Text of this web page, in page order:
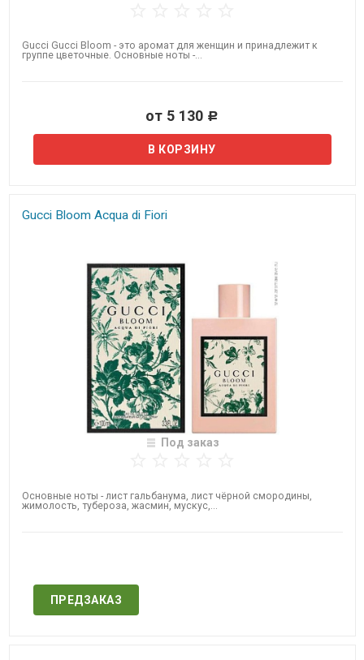
Gucci Gucci Bloom - это аромат для женщин и принадлежит к
группе цветочные. Основные ноты -...
от 5 130 Р
Gucci Bloom Acqua di Fiori
Под заказ
Основные ноты - лист гальбанума, лист чёрной смородины,
жимолость, тубероза, жасмин, мускус,...
ПРЕДЗАКАЗ